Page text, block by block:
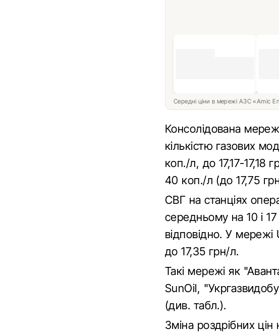
Середні ціни в мережі АЗС «Amic
Консолідована
кількістю газових
коп./л, до 17,17-17,18
40 коп./л (до 17,75
СВГ на станціях
середньому на 10 і
відповідно. У
до 17,35 грн/л.
Такі мережі як
SunOil,
(див. табл.).
Зміна роздрібних